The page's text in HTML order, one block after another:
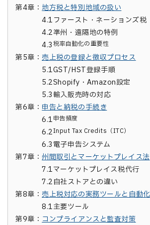
第4章： 地方税と特別地域の扱い
4.1ファースト・ネーションズ税
4.2準州・遠隔地の特例
4.3税率自動化の重要性
第5章：売上税の登録と徴収プロセス
5.1GST/HST登録手順
5.2Shopify・Amazon設定
5.3輸入販売時の対応
第6章： 申告と納税の手続き
6.1申告頻度
6.2Input Tax Credits（ITC）
6.3電子申告システム
第7章：州間取引とマーケットプレイス法
7.1マーケットプレイス税代行
7.2自社ストアとの違い
第8章：売上税対応の実務ツールと自動化
8.1主要ツール
第9章： コンプライアンスと監査対策